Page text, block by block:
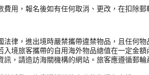
費用，報名後如有任何取消、更改，在扣除
法律，進出境時嚴禁攜帶違禁物品，且任何物
入境旅客攜帶的自用海外物品總值在一定金
訊，請造訪海關機構的網站。旅客應遵循郵